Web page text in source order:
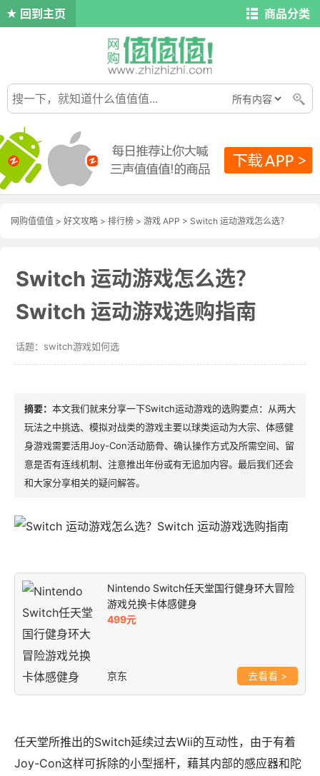
回到主页 商品分类
网购值值值 > 好文攻略 > 排行榜 > 游戏 APP > Switch 运动游戏怎么选？
Switch 运动游戏怎么选？
Switch 运动游戏选购指南
switch游戏如何选
本文我们就来分享一下Switch运动游戏的选购要点：从两大
玩法之中挑选、模拟对战类的游戏主要以球类运动为大宗、体感健
身游戏需要活用Joy-Con活动筋骨、确认操作方式及所需空间、留
意是否有连线机制、注意推出年份或有无追加内容。最后我们还会
和大家分享相关的疑问解答。
Nintendo Switch任天堂国行健身环大冒险
游戏兑换卡体感健身
499元
京东 >
任天堂所推出的Switch延续过去Wii的互动性，由于有着
Joy-Con这样可拆除的小型摇杆，藉其内部的感应器和陀